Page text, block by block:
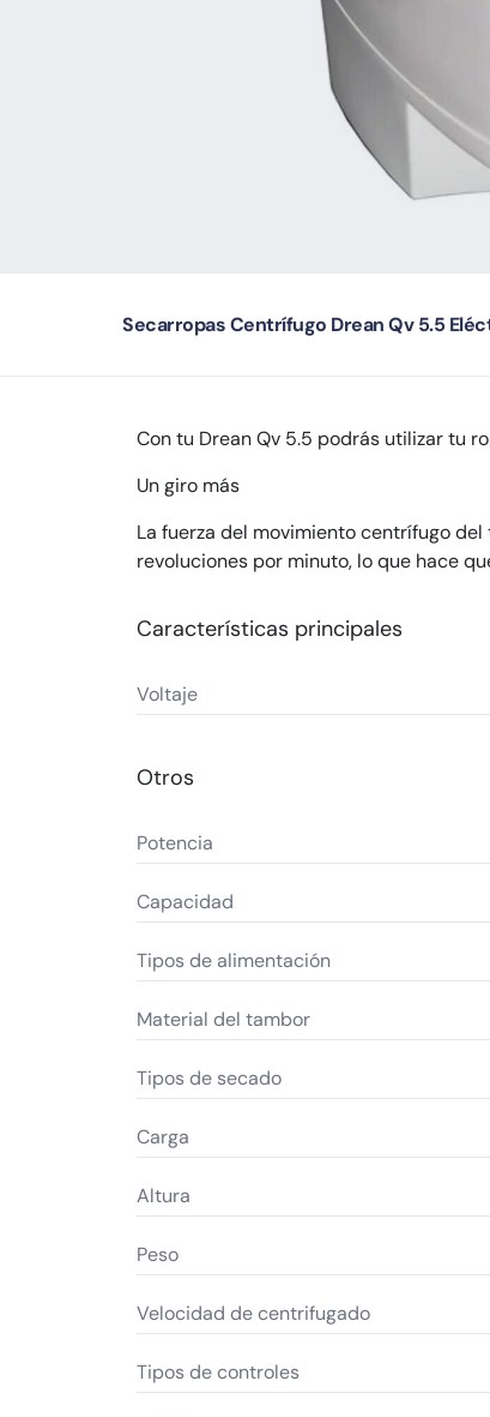
Secarropas Centrífugo Drean Qv 5.5
Con tu Drean Qv 5.5 podrás utilizar tu
Un giro más
La fuerza del movimiento centrífugo
revoluciones por minuto, lo que hace
Características principales
Voltaje
Otros
Potencia
Capacidad
Tipos de alimentación
Material del tambor
Tipos de secado
Carga
Altura
Peso
Velocidad de centrifugado
Tipos de controles